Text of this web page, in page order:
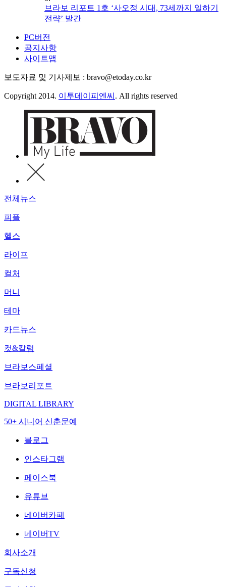
브라보 리포트 1호 ‘사오정 시대, 73세까지 일하기
전략’ 발간
PC버전
공지사항
사이트맵
보도자료 및 기사제보 : bravo@etoday.co.kr
Copyright 2014. 이투데이피엔씨 . All rights reserved
전체뉴스
피플
헬스
라이프
컬처
머니
테마
카드뉴스
컷&칼럼
브라보스페셜
브라보리포트
DIGITAL LIBRARY
50+ 시니어 신춘문예
블로그
인스타그램
페이스북
유튜브
네이버카페
네이버TV
회사소개
구독신청